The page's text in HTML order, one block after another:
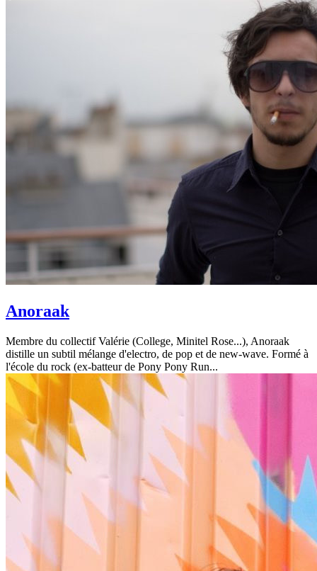
Anoraak
Membre du collectif Valérie (College, Minitel Rose...), Anoraak
distille un subtil mélange d'electro, de pop et de new-wave. Formé à
l'école du rock (ex-batteur de Pony Pony Run...